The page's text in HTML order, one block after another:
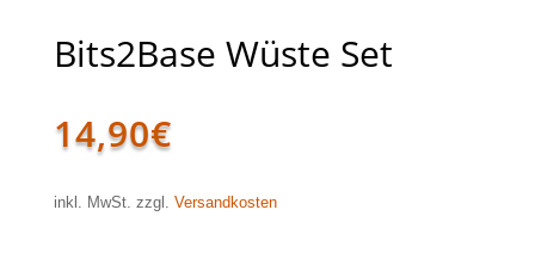
Bits2Base Wüste Set
14,90€
inkl. MwSt. zzgl. Versandkosten